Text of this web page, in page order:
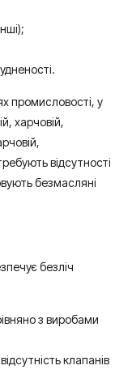
промисловості, у
харчовій,
відсутності
безмасляні
безліч
з виробами
клапанів